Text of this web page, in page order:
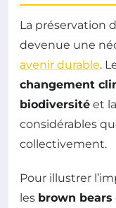
La préservation
devenue une
avenir durable.
changement
biodiversité et la
considérables
collectivement.
Pour illustrer
les brown bears